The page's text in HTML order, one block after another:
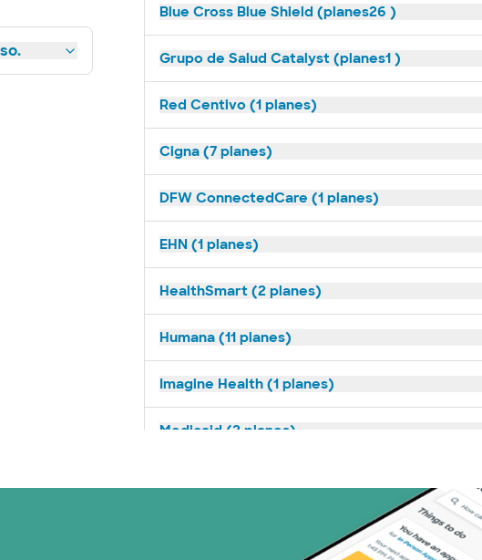
Blue Cross Blue Shield (planes26 )
Grupo de Salud Catalyst (planes1 )
Red Centivo (1 planes)
Cigna (7 planes)
DFW ConnectedCare (1 planes)
EHN (1 planes)
HealthSmart (2 planes)
Humana (11 planes)
Imagine Health (1 planes)
Medicaid (2 planes)
Nebraska Furniture Mart (3 planes)